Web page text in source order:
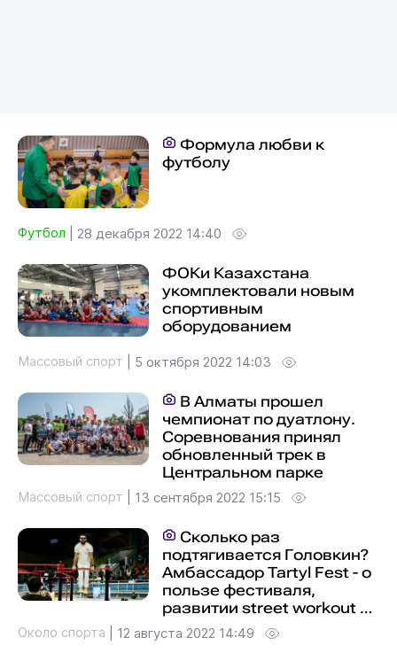
футболу
Футбол 28 декабря 2022 14:40
ФОКи Казахстана
укомплектовали новым
спортивным
оборудованием
Массовый спорт 5 октября 2022 14:03
чемпионат по дуатлону.
Соревнования принял
обновленный трек в
Центральном парке
Массовый спорт 13 сентября 2022 15:15
подтягивается Головкин?
Амбассадор Tartyl Fest - о
пользе фестиваля,
развитии street workout в
Казахстане и трилогии
GGG - "Канело"
Около спорта 12 августа 2022 14:49